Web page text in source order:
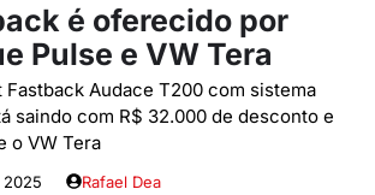
é oferecido por
Pulse e VW Tera
Fastback Audace T200 com sistema
saindo com R$ 32.000 de desconto e
o VW Tera
Rafael Dea